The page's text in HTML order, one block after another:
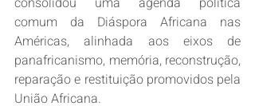
comum da Diáspora Africana nas
Américas, alinhada aos eixos de
panafricanismo, memória, reconstrução,
reparação e restituição promovidos pela
União Africana.